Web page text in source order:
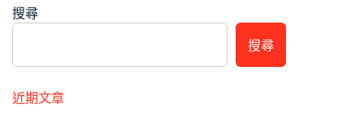
搜尋
搜尋
近期文章